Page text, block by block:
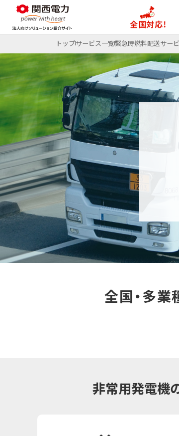
特集ページ
特集ページ
特集ページ
課題から探す
脱炭素
ご採用事例 お
関西電力の特徴
トップサービス一覧緊急時燃料配送サー
全国・多
非常用発電機